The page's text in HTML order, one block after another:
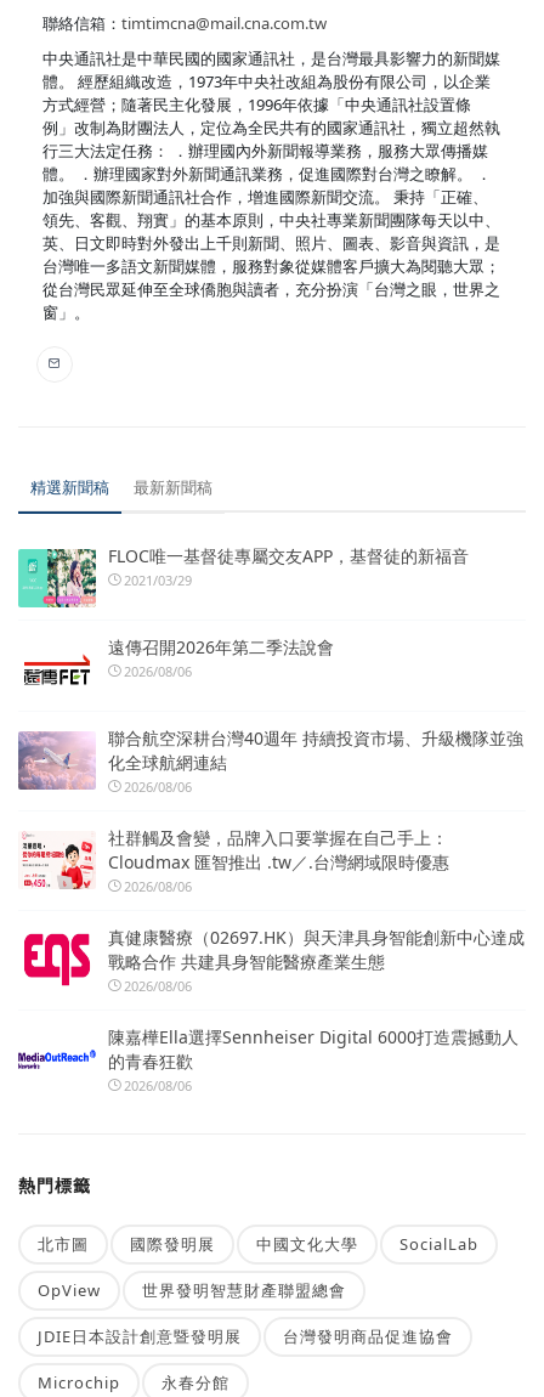
聯絡信箱： timtimcna@mail.cna.com.tw
中央通訊社是中華民國的國家通訊社，是台灣最具影響力的新聞媒
體。 經歷組織改造，1973年中央社改組為股份有限公司，以企業
方式經營；隨著民主化發展，1996年依據「中央通訊社設置條
例」改制為財團法人，定位為全民共有的國家通訊社，獨立超然執
行三大法定任務： ．辦理國內外新聞報導業務，服務大眾傳播媒
體。 ．辦理國家對外新聞通訊業務，促進國際對台灣之瞭解。 ．
加強與國際新聞通訊社合作，增進國際新聞交流。 秉持「正確、
領先、客觀、翔實」的基本原則，中央社專業新聞團隊每天以中、
英、日文即時對外發出上千則新聞、照片、圖表、影音與資訊，是
台灣唯一多語文新聞媒體，服務對象從媒體客戶擴大為閱聽大眾；
從台灣民眾延伸至全球僑胞與讀者，充分扮演「台灣之眼，世界之
窗」。
精選新聞稿 最新新聞稿
FLOC唯一基督徒專屬交友APP，基督徒的新福音
2021/03/29
遠傳召開2026年第二季法說會
2026/08/06
聯合航空深耕台灣40週年 持續投資市場、升級機隊並強
化全球航網連結
2026/08/06
社群觸及會變，品牌入口要掌握在自己手上：
Cloudmax 匯智推出 .tw／.台灣網域限時優惠
2026/08/06
真健康醫療（02697.HK）與天津具身智能創新中心達成
戰略合作 共建具身智能醫療產業生態
2026/08/06
陳嘉樺Ella選擇Sennheiser Digital 6000打造震撼動人
的青春狂歡
2026/08/06
熱門標籤
北市圖 國際發明展 中國文化大學 SocialLab
OpView 世界發明智慧財產聯盟總會
JDIE日本設計創意暨發明展 台灣發明商品促進協會
Microchip 永春分館